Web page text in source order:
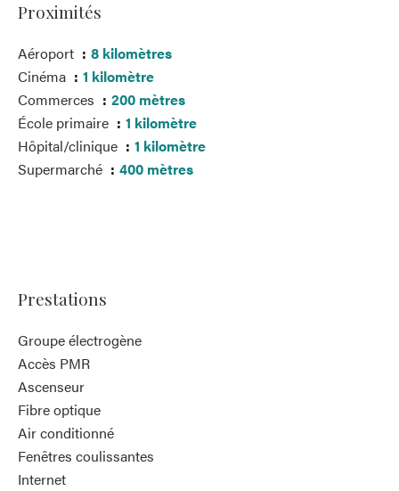
Proximités
Aéroport
8 kilomètres
Cinéma
1 kilomètre
Commerces
200 mètres
École primaire
1 kilomètre
Hôpital/clinique
1 kilomètre
Supermarché
400 mètres
Prestations
Groupe électrogène
Accès PMR
Ascenseur
Fibre optique
Air conditionné
Fenêtres coulissantes
Internet